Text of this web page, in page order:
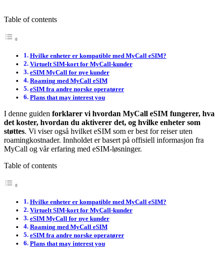
Table of contents
Hvilke enheter er kompatible med MyCall eSIM?
Virtuelt SIM-kort for MyCall-kunder
eSIM MyCall for nye kunder
Roaming med MyCall eSIM
eSIM fra andre norske operatører
Plans that may interest you
I denne guiden forklarer vi hvordan MyCall eSIM fungerer, hva
det koster, hvordan du aktiverer det, og hvilke enheter som
støttes. Vi viser også hvilket eSIM som er best for reiser uten
roamingkostnader. Innholdet er basert på offisiell informasjon fra
MyCall og vår erfaring med eSIM-løsninger.
Table of contents
Hvilke enheter er kompatible med MyCall eSIM?
Virtuelt SIM-kort for MyCall-kunder
eSIM MyCall for nye kunder
Roaming med MyCall eSIM
eSIM fra andre norske operatører
Plans that may interest you